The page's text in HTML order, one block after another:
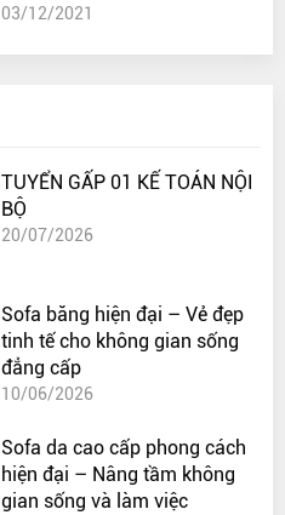
03/12/2021
TUYỂN GẤP 01 KẾ TOÁN NỘI
BỘ
20/07/2026
Sofa băng hiện đại – Vẻ đẹp
tinh tế cho không gian sống
đẳng cấp
10/06/2026
Sofa da cao cấp phong cách
hiện đại – Nâng tầm không
gian sống và làm việc